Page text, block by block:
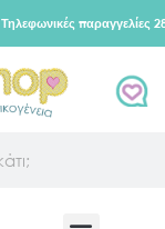
Τηλεφωνικές παραγγελίες